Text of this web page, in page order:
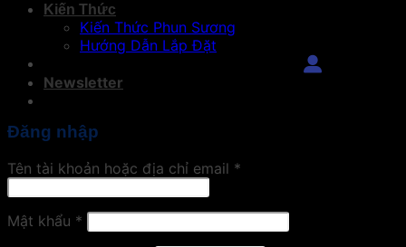
Kiến Thức
Kiến Thức Phun Sương
Hướng Dẫn Lắp Đặt
Newsletter
Đăng nhập
Tên tài khoản hoặc địa chỉ email *
Mật khẩu *